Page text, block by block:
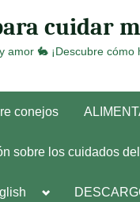
cuidar
🐇 ¡Descubre
conejos
sobre los cuidados
Toggle